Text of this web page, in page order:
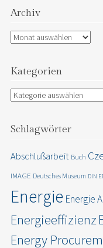
Archiv
Archiv
Kategorien
Kategorien
Schlagwörter
Abschlußarbeit Buch
IMAGE Deutsches Museum DIN
Energie Energie
Energieeffizienz
Energy